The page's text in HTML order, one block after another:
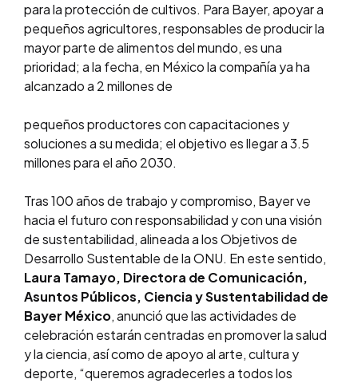
para la protección de cultivos. Para Bayer, apoyar a
pequeños agricultores, responsables de producir la
mayor parte de alimentos del mundo, es una
prioridad; a la fecha, en México la compañía ya ha
alcanzado a 2 millones de
pequeños productores con capacitaciones y
soluciones a su medida; el objetivo es llegar a 3.5
millones para el año 2030.
Tras 100 años de trabajo y compromiso, Bayer ve
hacia el futuro con responsabilidad y con una visión
de sustentabilidad, alineada a los Objetivos de
Desarrollo Sustentable de la ONU. En este sentido,
Laura Tamayo, Directora de Comunicación,
Asuntos Públicos, Ciencia y Sustentabilidad de
Bayer México, anunció que las actividades de
celebración estarán centradas en promover la salud
y la ciencia, así como de apoyo al arte, cultura y
deporte, “queremos agradecerles a todos los